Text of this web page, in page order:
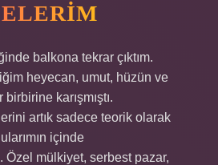
balkona tekrar çıktım.
heyecan, umut, hüzün ve
karışmıştı.
artık sadece teorik olarak
içinde
Özel mülkiyet, serbest pazar,